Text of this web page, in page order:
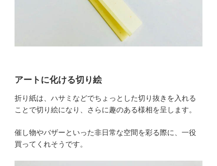
アートに化ける切り絵
折り紙は、ハサミなどでちょっとした切り抜きを入れる
ことで切り絵になり、さらに趣のある様相を呈します。
催し物やバザーといった非日常な空間を彩る際に、一役
買ってくれそうです。